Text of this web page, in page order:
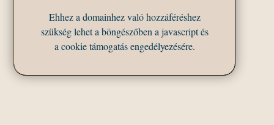
Ehhez a domainhez való hozzáféréshez
szükség lehet a böngészőben a javascript és
a cookie támogatás engedélyezésére.